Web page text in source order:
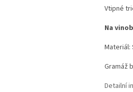
Vtipné
Na
Materiál:
Gramáž
Detailní